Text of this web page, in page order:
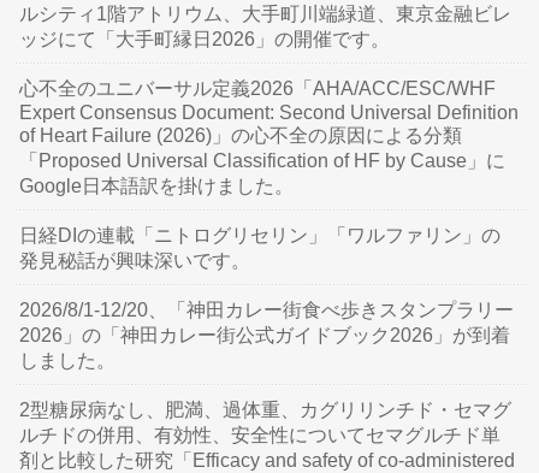
ルシティ1階アトリウム、大手町川端緑道、東京金融ビレ
ッジにて「大手町縁日2026」の開催です。
心不全のユニバーサル定義2026「AHA/ACC/ESC/WHF
Expert Consensus Document: Second Universal Definition
of Heart Failure (2026)」の心不全の原因による分類
「Proposed Universal Classification of HF by Cause」に
Google日本語訳を掛けました。
日経DIの連載「ニトログリセリン」「ワルファリン」の
発見秘話が興味深いです。
2026/8/1-12/20、「神田カレー街食べ歩きスタンプラリー
2026」の「神田カレー街公式ガイドブック2026」が到着
しました。
2型糖尿病なし、肥満、過体重、カグリリンチド・セマグ
ルチドの併用、有効性、安全性についてセマグルチド単
剤と比較した研究「Efficacy and safety of co-administered